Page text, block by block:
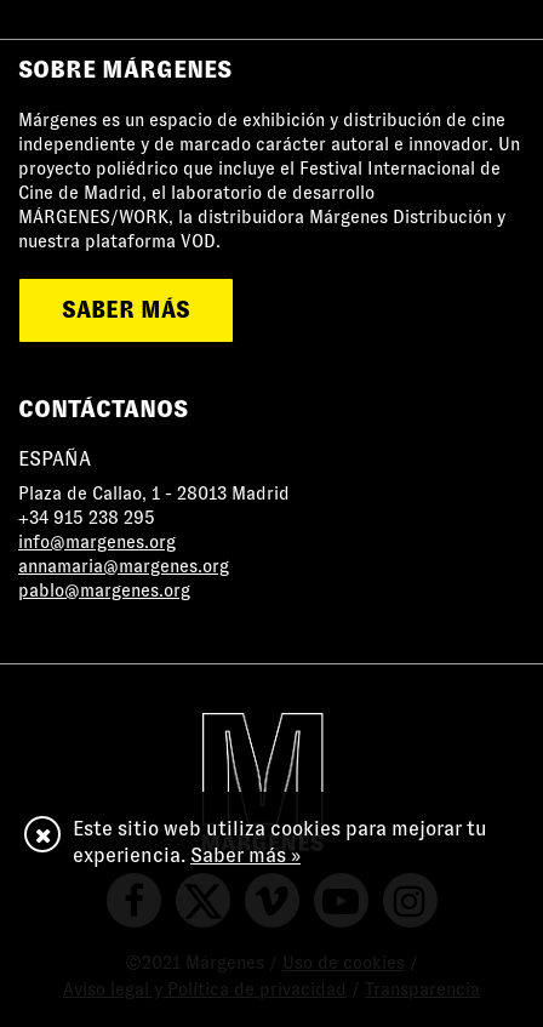
SOBRE MÁRGENES
Márgenes es un espacio de exhibición y distribución de cine
independiente y de marcado carácter autoral e innovador. Un
proyecto poliédrico que incluye el Festival Internacional de
Cine de Madrid, el laboratorio de desarrollo
MÁRGENES/WORK, la distribuidora Márgenes Distribución y
nuestra plataforma VOD.
SABER MÁS
CONTÁCTANOS
ESPAÑA
Plaza de Callao, 1 - 28013 Madrid
+34 915 238 295
info@margenes.org
annamaria@margenes.org
pablo@margenes.org
©2021 Márgenes / Uso de cookies
Aviso legal y Política de privacidad
Transparencia
Este sitio web utiliza cookies para mejorar tu
experiencia. Saber más »